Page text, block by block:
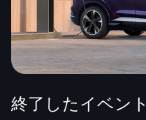
終了したイベント